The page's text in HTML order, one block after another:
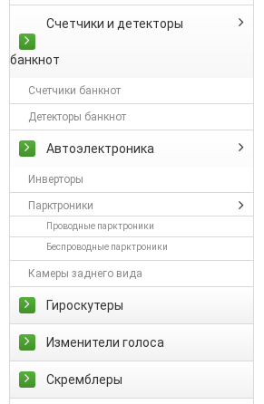
Счетчики и детекторы
банкнот
Счетчики банкнот
Детекторы банкнот
Автоэлектроника
Инверторы
Парктроники
Проводные парктроники
Беспроводные парктроники
Камеры заднего вида
Гироскутеры
Изменители голоса
Скремблеры